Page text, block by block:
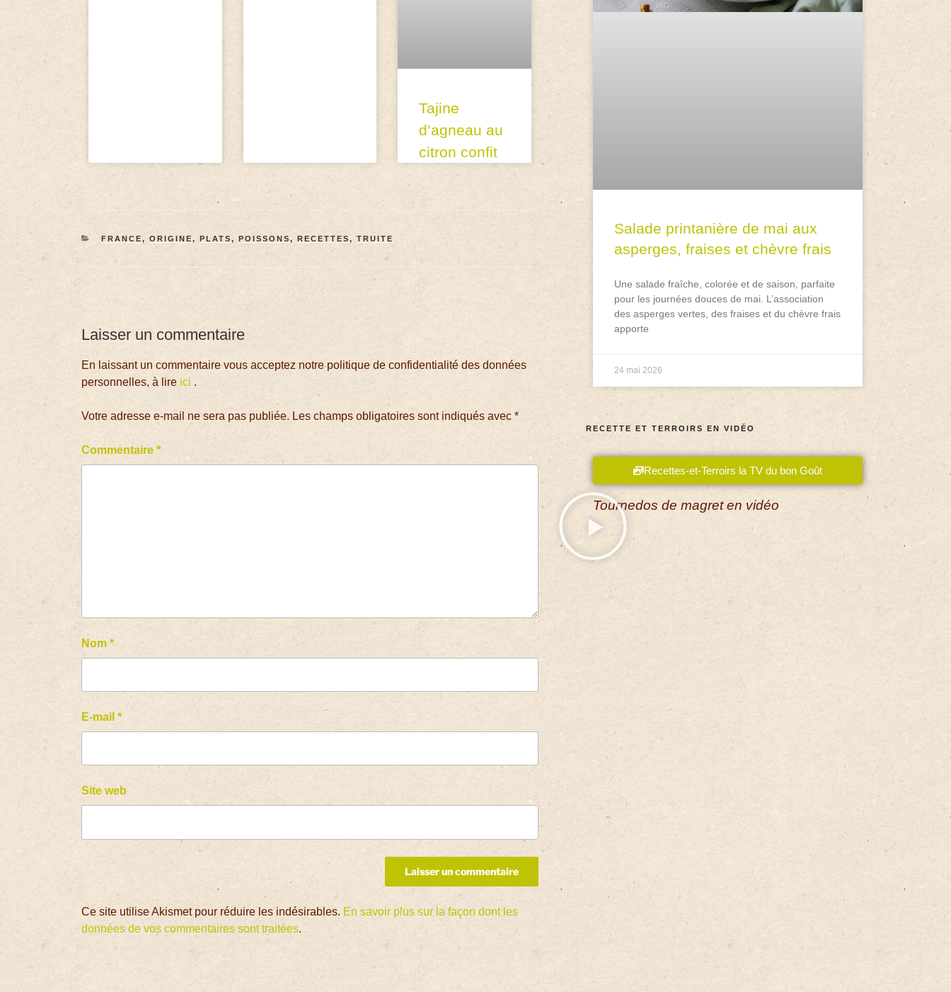
Tajine
d’agneau au
citron confit
FRANCE, ORIGINE, PLATS, POISSONS, RECETTES, TRUITE
Laisser un commentaire
En laissant un commentaire vous acceptez notre politique de confidentialité des données
personnelles, à lire ici .
Votre adresse e-mail ne sera pas publiée. Les champs obligatoires sont indiqués avec*
Commentaire*
Nom*
E-mail*
Site web
Ce site utilise Akismet pour réduire les indésirables. En savoir plus sur la façon dont les
données de vos commentaires sont traitées.
Salade printanière de mai aux
asperges, fraises et chèvre frais
Une salade fraîche, colorée et de saison, parfaite
pour les journées douces de mai. L’association
des asperges vertes, des fraises et du chèvre frais
apporte
24 mai 2026
RECETTE ET TERROIRS EN VIDÉO
Recettes-et-Terroirs la TV du bon Goût
Tournedos de magret en vidéo